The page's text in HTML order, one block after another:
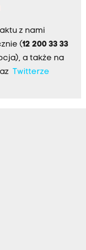
z nami
(12 200 33 33
a także na
Twitterze